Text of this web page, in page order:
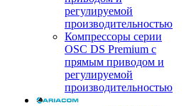
регулируемой
производительностью
Компрессоры серии
OSC DS Premium с
прямым приводом и
регулируемой
производительностью